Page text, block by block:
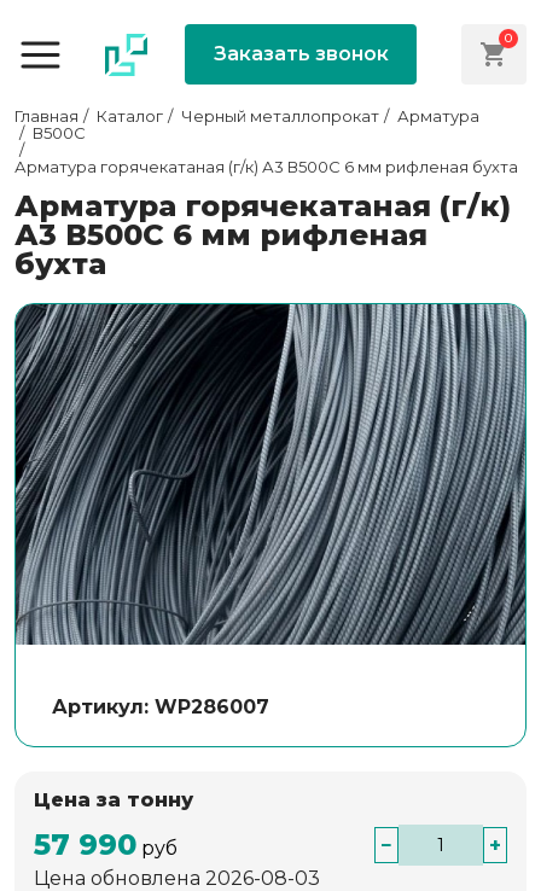
Заказать звонок
0
Главная Каталог Черный металлопрокат
Арматура
В500С
Арматура горячекатаная (г/к) А3 В500С 6 мм рифленая бухта
Арматура горячекатаная (г/к)
А3 В500С 6 мм рифленая
бухта
Артикул: WP286007
Цена за тонну
57 990 руб −
+
Цена обновлена 2026-08-03